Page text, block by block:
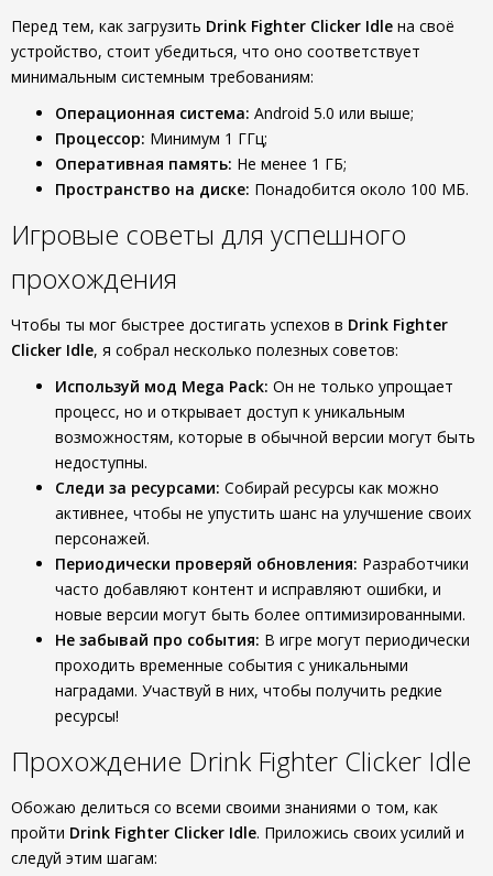
Перед тем, как загрузить Drink Fighter Clicker Idle на своё
устройство, стоит убедиться, что оно соответствует
минимальным системным требованиям:
Операционная система: Android 5.0 или выше;
Процессор: Минимум 1 ГГц;
Оперативная память: Не менее 1 ГБ;
Пространство на диске: Понадобится около 100 МБ.
Игровые советы для успешного
прохождения
Чтобы ты мог быстрее достигать успехов в Drink Fighter
Clicker Idle, я собрал несколько полезных советов:
Используй мод Mega Pack: Он не только упрощает
процесс, но и открывает доступ к уникальным
возможностям, которые в обычной версии могут быть
недоступны.
Следи за ресурсами: Собирай ресурсы как можно
активнее, чтобы не упустить шанс на улучшение своих
персонажей.
Периодически проверяй обновления: Разработчики
часто добавляют контент и исправляют ошибки, и
новые версии могут быть более оптимизированными.
Не забывай про события: В игре могут периодически
проходить временные события с уникальными
наградами. Участвуй в них, чтобы получить редкие
ресурсы!
Прохождение Drink Fighter Clicker Idle
Обожаю делиться со всеми своими знаниями о том, как
пройти Drink Fighter Clicker Idle. Приложись своих усилий и
следуй этим шагам: